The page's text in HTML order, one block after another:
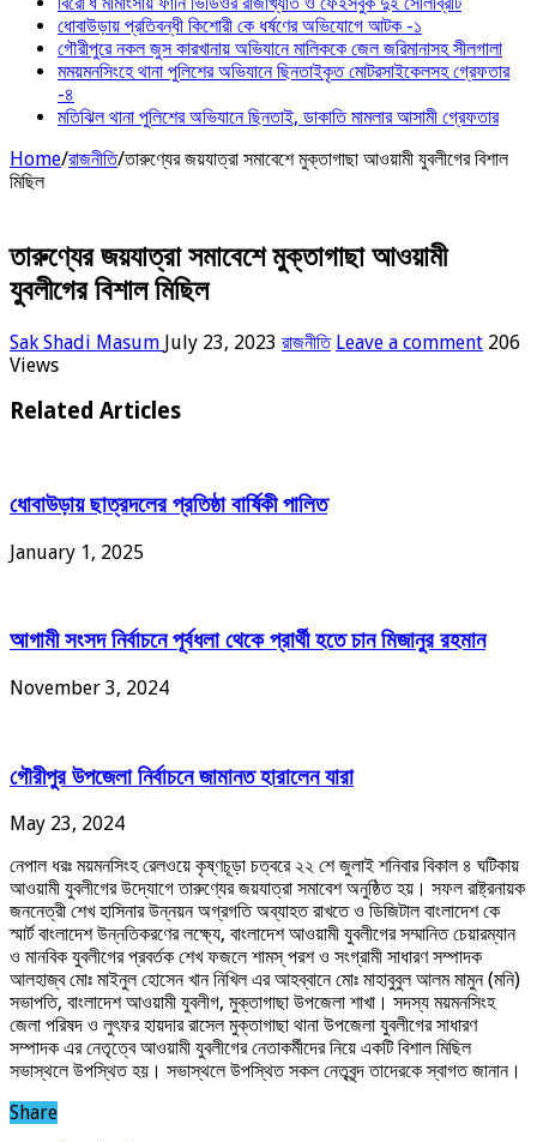
ধোবাউড়ায় প্রতিবন্ধী কিশোরী কে ধর্ষণের অভিযোগে আটক -১
গৌরীপুরে নকল জুস কারখানায় অভিযানে মালিককে জেল জরিমানাসহ সীলগালা
মময়মনসিংহে থানা পুলিশের অভিযানে ছিনতাইকৃত মোটরসাইকেলসহ গ্রেফতার
-৪
মতিঝিল থানা পুলিশের অভিযানে ছিনতাই, ডাকাতি মামলার আসামী গ্রেফতার
Home/রাজনীতি/তারুণ্যের জয়যাত্রা সমাবেশে মুক্তাগাছা আওয়ামী যুবলীগের বিশাল
মিছিল
তারুণ্যের জয়যাত্রা সমাবেশে মুক্তাগাছা আওয়ামী
যুবলীগের বিশাল মিছিল
Sak Shadi Masum July 23, 2023 রাজনীতি Leave a comment 206
Views
Related Articles
ধোবাউড়ায় ছাত্রদলের প্রতিষ্ঠা বার্ষিকী পালিত
January 1, 2025
আগামী সংসদ নির্বাচনে পূর্বধলা থেকে প্রার্থী হতে চান মিজানুর রহমান
November 3, 2024
গৌরীপুর উপজেলা নির্বাচনে জামানত হারালেন যারা
May 23, 2024
নেপাল ধরঃ ময়মনসিংহ রেলওয়ে কৃষ্ণচূড়া চত্বরে ২২ শে জুলাই শনিবার বিকাল ৪ ঘটিকায়
আওয়ামী যুবলীগের উদ্যোগে তারুণ্যের জয়যাত্রা সমাবেশ অনুষ্ঠিত হয়। সফল রাষ্ট্রনায়ক
জননেত্রী শেখ হাসিনার উন্নয়ন অগ্রগতি অব্যাহত রাখতে ও ডিজিটাল বাংলাদেশ কে
স্মার্ট বাংলাদেশ উন্নতিকরণের লক্ষ্যে, বাংলাদেশ আওয়ামী যুবলীগের সম্মানিত চেয়ারম্যান
ও মানবিক যুবলীগের প্রবর্তক শেখ ফজলে শামস্ পরশ ও সংগ্রামী সাধারণ সম্পাদক
আলহাজ্ব মোঃ মাইনুল হোসেন খান নিখিল এর আহব্বানে মোঃ মাহাবুবুল আলম মামুন (মনি)
সভাপতি, বাংলাদেশ আওয়ামী যুবলীগ, মুক্তাগাছা উপজেলা শাখা। সদস্য ময়মনসিংহ
জেলা পরিষদ ও লুৎফর হায়দার রাসেল মুক্তাগাছা থানা উপজেলা যুবলীগের সাধারণ
সম্পাদক এর নেতৃত্বে আওয়ামী যুবলীগের নেতাকর্মীদের নিয়ে একটি বিশাল মিছিল
সভাস্থলে উপস্থিত হয়। সভাস্থলে উপস্থিত সকল নেতৃবৃন্দ তাদেরকে স্বাগত জানান।
Share